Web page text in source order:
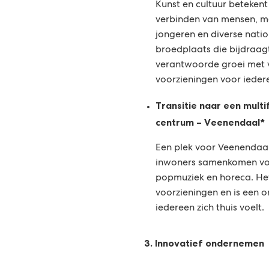
Kunst en cultuur
verbinden van mensen,
jongeren en diverse
broedplaats die
verantwoorde groei met
voorzieningen voor
Transitie naar een
centrum – Veenendaal*
Een plek voor
inwoners samenkomen
popmuziek en horeca.
voorzieningen en is een
iedereen zich thuis voelt.
3. Innovatief ondernemen